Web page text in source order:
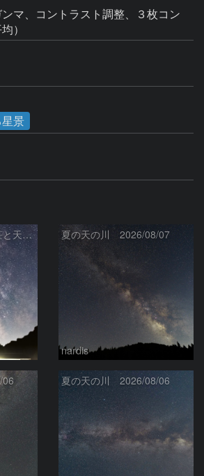
マ、コントラスト調整、３枚コン
）
景
小国の星空 ー楯山荘と天の川ー 夏の天の川 2026/08/07
nardis
夏の天の川 2026/08/06